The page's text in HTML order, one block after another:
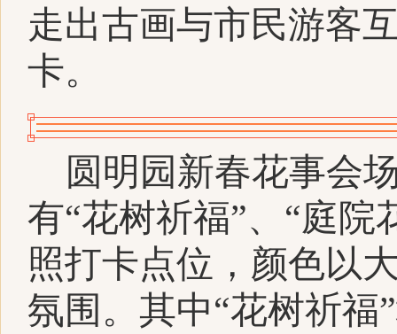
走出古画与市民游客
卡。
圆明园新春花事会
有“花树祈福”、“庭院
照打卡点位，颜色以
氛围。其中“花树祈福